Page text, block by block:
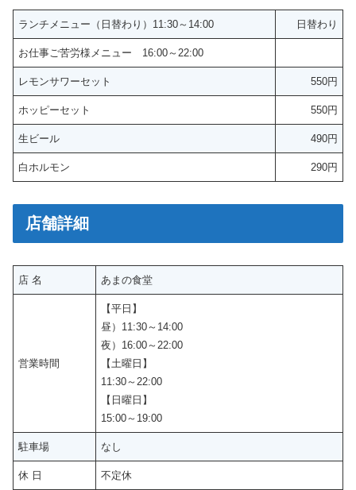
目
印
囲
ん
だ
カ
ウ
ン
タ
ー
席
ー
で
飽
き
が
来
な
い
。
な
空
間
で
満
い
く
時
！
ランチメニュー（日替わり）11:30～14:00 日替わり
お仕事ご苦労様メニュー 16:00～22:00
レモンサワーセット 550円
ホッピーセット 550円
生ビール 490円
白ホルモン 290円
店舗詳細
店 名 あまの食堂
営業時間
【平日】
昼）11:30～14:00
夜）16:00～22:00
【土曜日】
11:30～22:00
【日曜日】
15:00～19:00
駐車場 なし
休 日 不定休